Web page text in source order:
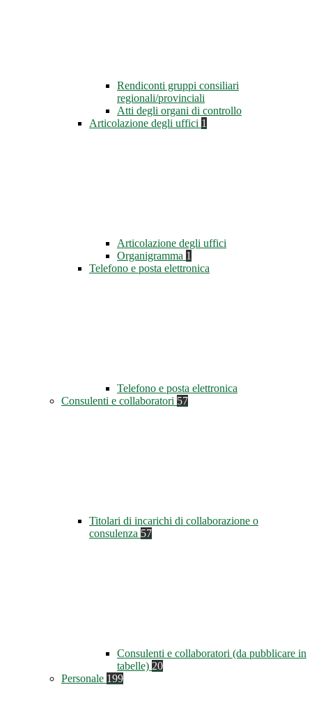
Rendiconti gruppi consiliari
regionali/provinciali
Atti degli organi di controllo
Articolazione degli uffici 1
Articolazione degli uffici
Organigramma 1
Telefono e posta elettronica
Telefono e posta elettronica
Consulenti e collaboratori 57
Titolari di incarichi di collaborazione o
consulenza 57
Consulenti e collaboratori (da pubblicare in
tabelle) 20
Personale 199